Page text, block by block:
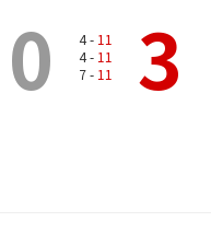
0 4 - 11
4 - 11
7 - 11 3